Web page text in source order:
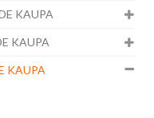
KAUPA
KAUPA
KAUPA